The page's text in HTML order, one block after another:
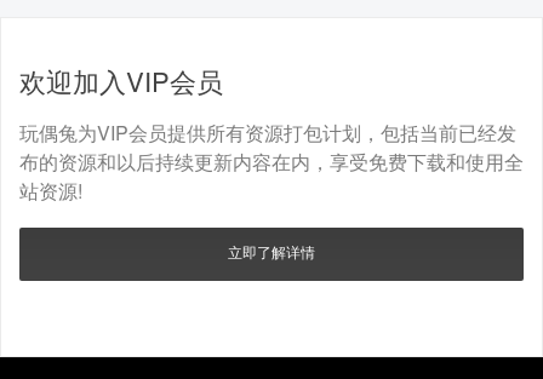
欢迎加入VIP会员
玩偶兔为VIP会员提供所有资源打包计划，包括当前已经发
布的资源和以后持续更新内容在内，享受免费下载和使用全
站资源!
立即了解详情